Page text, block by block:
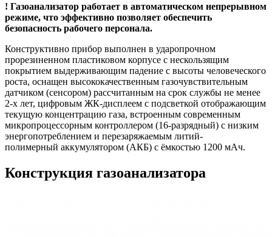
! Газоанализатор работает в автоматическом непрерывном
режиме, что эффективно позволяет обеспечить
безопасность рабочего персонала.
Конструктивно прибор выполнен в ударопрочном
прорезиненном пластиковом корпусе с нескользящим
покрытием выдерживающим падение с высоты человеческого
роста, оснащен высококачественным газочувствительным
датчиком (сенсором) рассчитанным на срок службы не менее
2-х лет, цифровым ЖК-дисплеем с подсветкой отображающим
текущую концентрацию газа, встроенным современным
микропроцессорным контроллером (16-разрядный) с низким
энергопотреблением и перезаряжаемым литий-
полимерный аккумулятором (АКБ) с ёмкостью 1200 мАч.
Конструкция газоанализатора